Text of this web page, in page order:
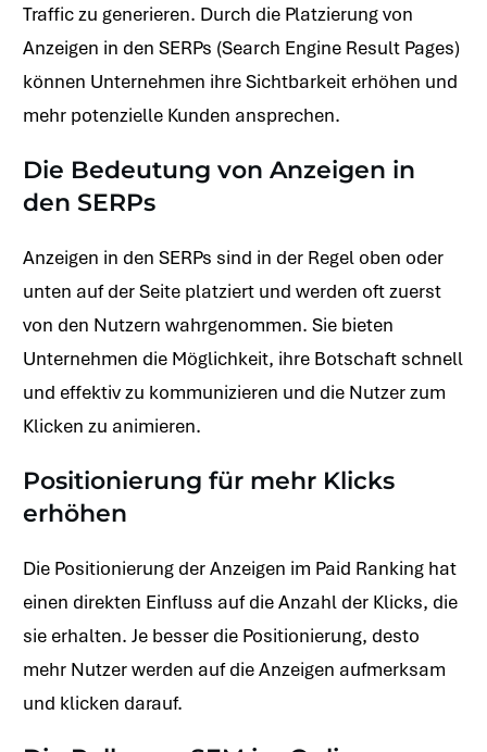
Traffic zu generieren. Durch die Platzierung von
Anzeigen in den SERPs (Search Engine Result Pages)
können Unternehmen ihre Sichtbarkeit erhöhen und
mehr potenzielle Kunden ansprechen.
Die Bedeutung von Anzeigen in
den SERPs
Anzeigen in den SERPs sind in der Regel oben oder
unten auf der Seite platziert und werden oft zuerst
von den Nutzern wahrgenommen. Sie bieten
Unternehmen die Möglichkeit, ihre Botschaft schnell
und effektiv zu kommunizieren und die Nutzer zum
Klicken zu animieren.
Positionierung für mehr Klicks
erhöhen
Die Positionierung der Anzeigen im Paid Ranking hat
einen direkten Einfluss auf die Anzahl der Klicks, die
sie erhalten. Je besser die Positionierung, desto
mehr Nutzer werden auf die Anzeigen aufmerksam
und klicken darauf.